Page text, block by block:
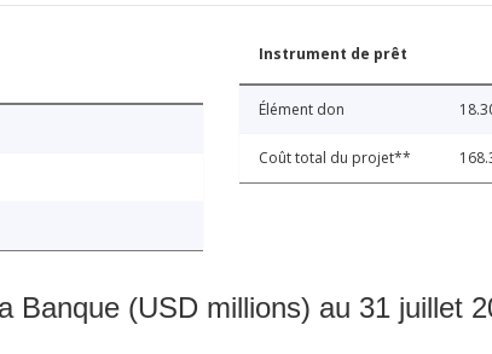
Instrument de prêt
Élément don
Coût total du projet**
Banque (USD millions) au 31 juillet